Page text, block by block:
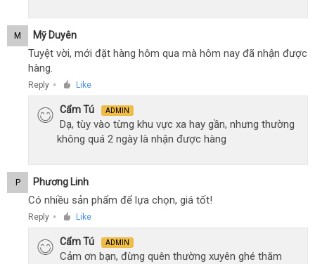
M Mỹ Duyên
Tuyệt vời, mới đặt hàng hôm qua mà hôm nay đã nhận được
hàng.
Reply ● Like
Cẩm Tú ADMIN
Dạ, tùy vào từng khu vực xa hay gần, nhưng thường
không quá 2 ngày là nhận được hàng
P Phương Linh
Có nhiều sản phẩm để lựa chọn, giá tốt!
Reply ● Like
Cẩm Tú ADMIN
Cảm ơn bạn, đừng quên thường xuyên ghé thăm